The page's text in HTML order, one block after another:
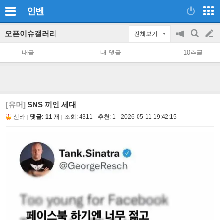
인벤
오픈이슈갤러리 전체보기
공
지
on/off
검
색
글
쓰
내글 내 댓글 10추글
[유머] SNS 끼인 세대
신라 댓글: 11 개 조회: 4311 추천: 1 2026-05-11 19:42:15